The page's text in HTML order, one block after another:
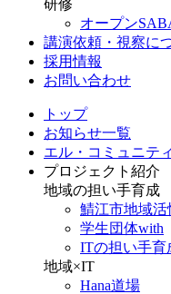
研修
オープン
講演依頼・視察に
採用情報
お問い合わせ
トップ
お知らせ一覧
エル・コミュニテ
プロジェクト紹介
地域の担い手育成
鯖江市地域活
学生団体with
ITの担い手育
地域×IT
Hana道場